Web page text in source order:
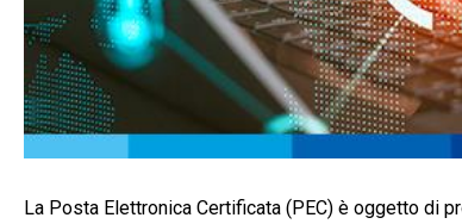
La Posta Elettronica Certificata (PEC) è oggetto di